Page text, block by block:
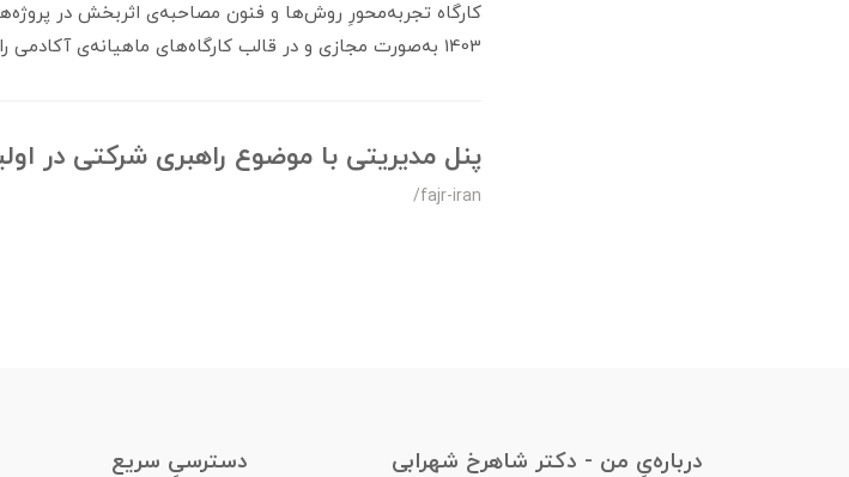
کارگاه تجربه‌محورِ روش‌ها و فنون مصاحبه‌ی اثربخش در
1403 به‌صورت مجازی و در قالب کارگاه‌های ماهیانه‌ی آکادمی راهبر برگزار شد.
پنل مدیریتی با موضوع راهبری شرکتی در
/fajr-iran
درباره‌یِ من - دکتر شاهرخ شهرابی دسترسیِ سریع